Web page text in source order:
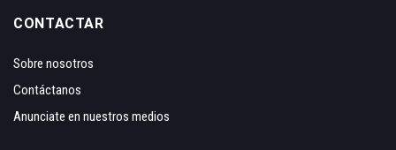
CONTACTAR
Sobre nosotros
Contáctanos
Anunciate en nuestros medios